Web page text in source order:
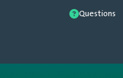
Questions